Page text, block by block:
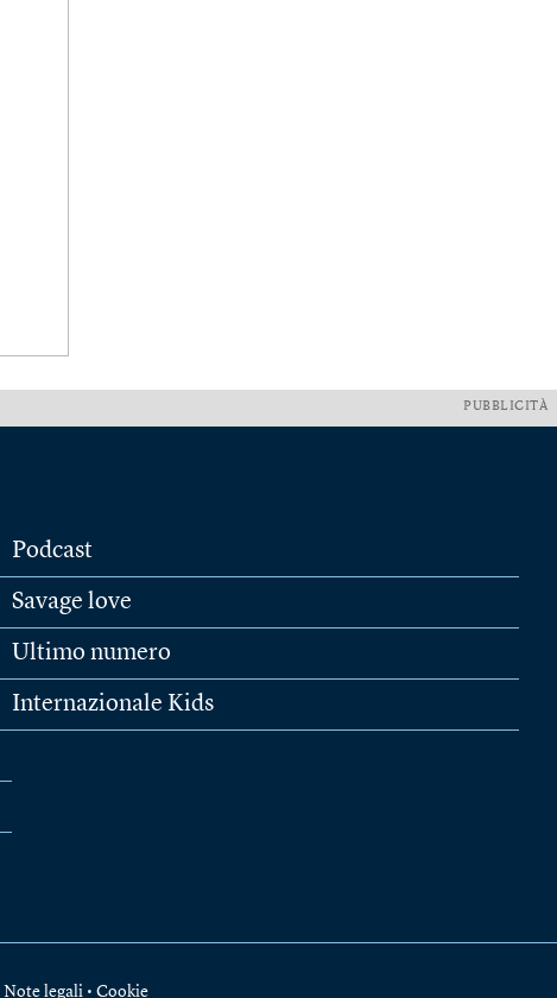
PUBBLICITÀ
Podcast
Savage love
Ultimo numero
Internazionale Kids
Note legali • Cookie